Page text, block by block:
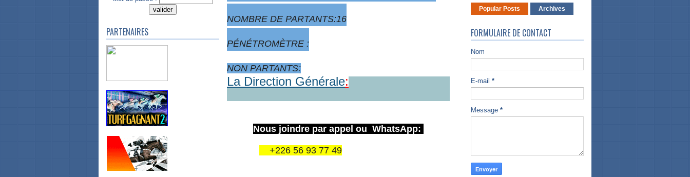
PARTENAIRES
NOMBRE DE PARTANTS:16
PÉNÉTROMÈTRE :
NON PARTANTS:
La Direction Générale:
Nous joindre par appel ou WhatsApp:
+226 56 93 77 49
Popular Posts Archives
FORMULAIRE DE CONTACT
Nom
E-mail *
Message *